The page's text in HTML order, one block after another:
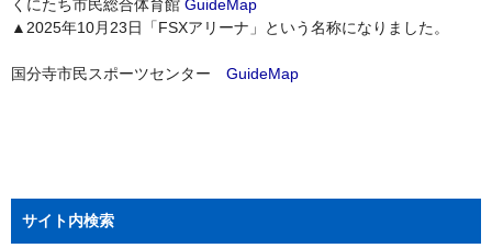
くにたち市民総合体育館 GuideMap
▲2025年10月23日「FSXアリーナ」という名称になりました。
国分寺市民スポーツセンター GuideMap
サイト内検索